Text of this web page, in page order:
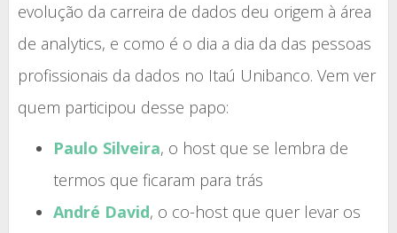
evolução da carreira de dados deu origem à área
de analytics, e como é o dia a dia da das pessoas
profissionais da dados no Itaú Unibanco. Vem ver
quem participou desse papo:
Paulo Silveira, o host que se lembra de
termos que ficaram para trás
André David, o co-host que quer levar os